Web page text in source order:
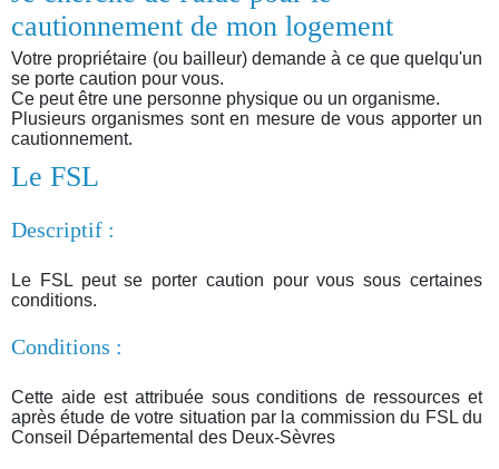
cautionnement de mon logement
Votre propriétaire (ou bailleur) demande à ce que quelqu'un
se porte caution pour vous.
Ce peut être une personne physique ou un organisme.
Plusieurs organismes sont en mesure de vous apporter un
cautionnement.
Le FSL
Descriptif :
Le FSL peut se porter caution pour vous sous certaines
conditions.
Conditions :
Cette aide est attribuée sous conditions de ressources et
après étude de votre situation par la commission du FSL du
Conseil Départemental des Deux-Sèvres